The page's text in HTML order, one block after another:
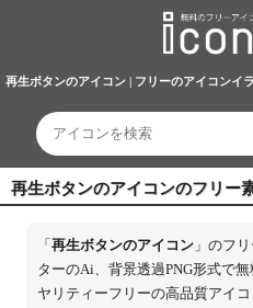
再生ボタンのアイコン | フリーのアイコンイ
再生ボタンのアイコンのフリー
「 再生ボタンのアイコン」のフ
ターのAi、背景透過PNG形式で
ヤリティーフリーの高品質アイ